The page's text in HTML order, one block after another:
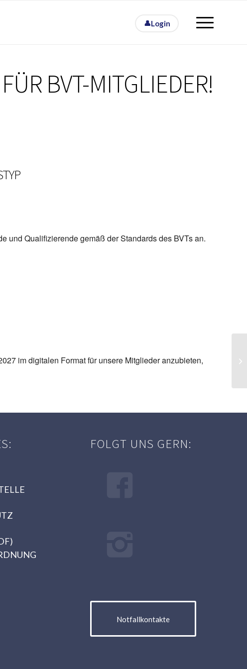
Login
BVT-MITGLIEDER!
und Qualifizierende gemäß der Standards des BVTs an.
im digitalen Format für unsere Mitglieder anzubieten,
FOLGT UNS GERN:
Notfallkontakte